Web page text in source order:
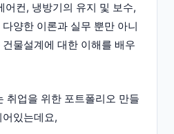
어컨, 냉방기의 유지 및 보수,
양한 이론과 실무 뿐만 아니
물설계에 대한 이해를 배우
취업을 위한 포트폴리오 만들
있는데요,